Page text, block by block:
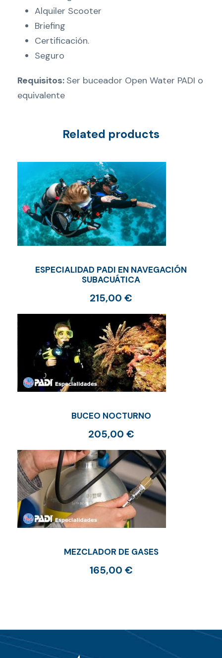
Alquiler Scooter
Briefing
Certificación.
Seguro
Requisitos: Ser buceador Open Water PADI o
equivalente
Related products
ESPECIALIDAD PADI EN NAVEGACIÓN
SUBACUÁTICA
215,00 €
BUCEO NOCTURNO
205,00 €
MEZCLADOR DE GASES
165,00 €